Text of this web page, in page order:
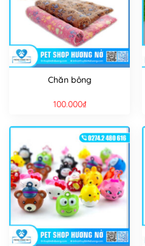
Chăn bông
100.000₫